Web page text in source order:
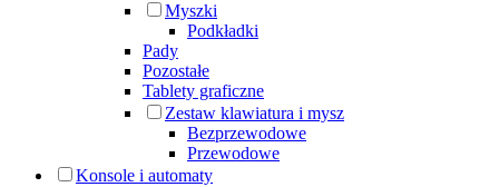
Myszki
Podkładki
Pady
Pozostałe
Tablety graficzne
Zestaw klawiatura i mysz
Bezprzewodowe
Przewodowe
Konsole i automaty